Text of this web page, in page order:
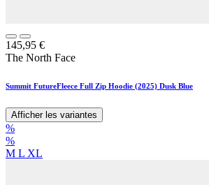
145,95 €
The North Face
Summit FutureFleece Full Zip Hoodie (2025) Dusk Blue
Afficher les variantes
%
%
M L XL